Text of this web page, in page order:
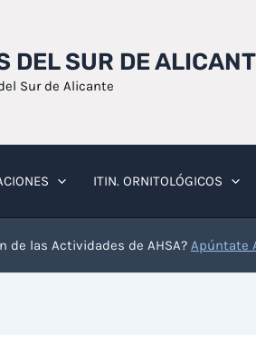
DEL SUR DE
Sur de Alicante
ITIN. ORNITOLÓGICOS
de las Actividades de AHSA? Apúntate